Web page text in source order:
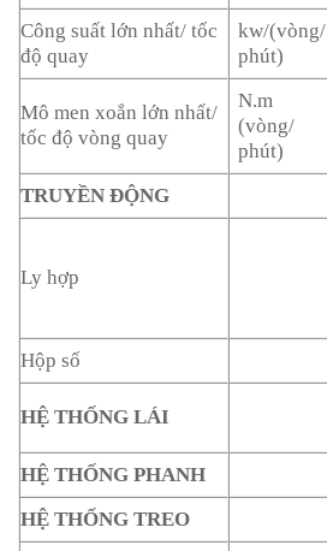
Công suất lớn nhất/ tốc
độ quay
kw/(vòng/
phút)
Mô men xoắn lớn nhất/
tốc độ vòng quay
N.m
(vòng/
phút)
TRUYỀN ĐỘNG
Ly hợp
Hộp số
HỆ THỐNG LÁI
HỆ THỐNG PHANH
HỆ THỐNG TREO